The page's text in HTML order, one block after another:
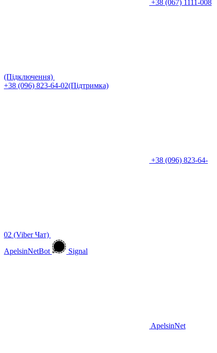
+38 (067) 1111-008
(Підключення)
+38 (096) 823-64-02(Підтримка)
+38 (096) 823-64-
02 (Viber Чат)
ApelsinNetBot
Signal
ApelsinNet